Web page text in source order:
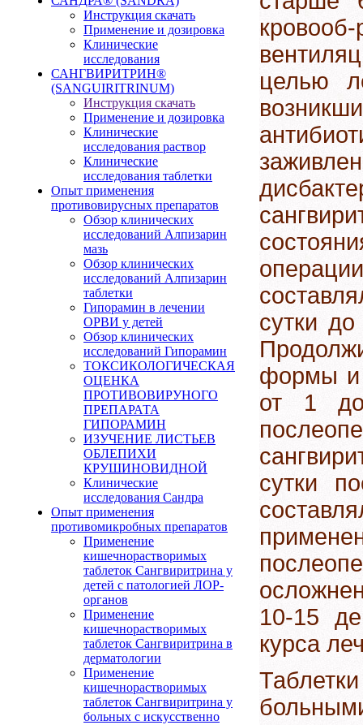
Инструкция скачать
Применение и дозировка
Клинические
исследования
САНГВИРИТРИН®
(SANGUIRITRINUM)
Инструкция скачать
Применение и дозировка
Клинические
исследования раствор
Клинические
исследования таблетки
Опыт применения
противовирусных препаратов
Обзор клинических
исследований Алпизарин
мазь
Обзор клинических
исследований Алпизарин
таблетки
Гипорамин в лечении
ОРВИ у детей
Обзор клинических
исследований Гипорамин
ТОКСИКОЛОГИЧЕСКАЯ
ОЦЕНКА
ПРОТИВОВИРУНОГО
ПРЕПАРАТА
ГИПОРАМИН
ИЗУЧЕНИЕ ЛИСТЬЕВ
ОБЛЕПИХИ
КРУШИНОВИДНОЙ
Клинические
исследования Сандра
Опыт применения
противомикробных препаратов
Применение
кишечнорастворимых
таблеток Сангвиритрина у
детей с патологией ЛОР-
органов
Применение
кишечнорастворимых
таблеток Сангвиритрина в
дерматологии
Применение
кишечнорастворимых
таблеток Сангвиритрина у
больных с искусственно
целью
сутки
формы и
от 1
сутки
10-15
курса